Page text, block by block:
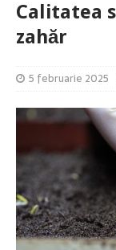
Calitatea
zahăr
5 februarie 2025